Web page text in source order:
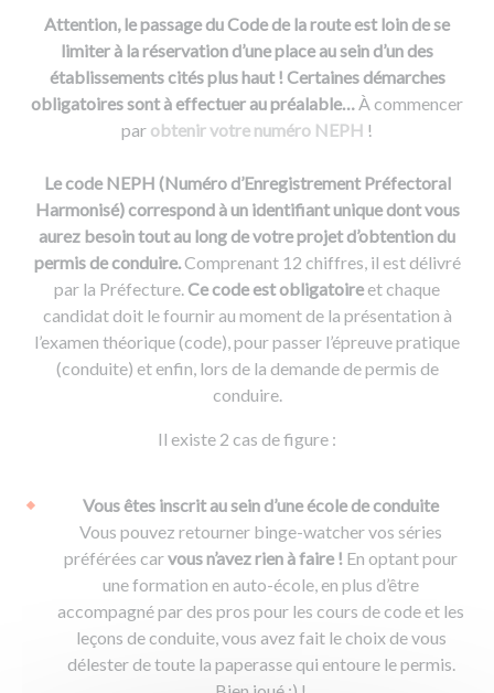
Attention, le passage du Code de la route est loin de se
limiter à la réservation d’une place au sein d’un des
établissements cités plus haut ! Certaines démarches
obligatoires sont à effectuer au préalable…À commencer
par obtenir votre numéro NEPH !
Le code NEPH (Numéro d’Enregistrement Préfectoral
Harmonisé) correspond à un identifiant unique dont vous
aurez besoin tout au long de votre projet d’obtention du
permis de conduire.Comprenant 12 chiffres, il est délivré
par la Préfecture.Ce code est obligatoireet chaque
candidat doit le fournir au moment de la présentation à
l’examen théorique (code), pour passer l’épreuve pratique
(conduite) et enfin, lors de la demande de permis de
conduire.
Il existe 2 cas de figure :
Vous êtes inscrit au sein d’une école de conduite
Vous pouvez retourner binge-watcher vos séries
préférées carvous n’avez rien à faire ! En optant pour
une formation en auto-école, en plus d’être
accompagné par des pros pour les cours de code et les
leçons de conduite, vous avez fait le choix de vous
délester de toute la paperasse qui entoure le permis.